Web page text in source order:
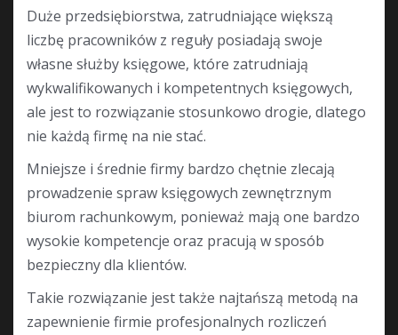
Duże przedsiębiorstwa, zatrudniające większą
liczbę pracowników z reguły posiadają swoje
własne służby księgowe, które zatrudniają
wykwalifikowanych i kompetentnych księgowych,
ale jest to rozwiązanie stosunkowo drogie, dlatego
nie każdą firmę na nie stać.
Mniejsze i średnie firmy bardzo chętnie zlecają
prowadzenie spraw księgowych zewnętrznym
biurom rachunkowym, ponieważ mają one bardzo
wysokie kompetencje oraz pracują w sposób
bezpieczny dla klientów.
Takie rozwiązanie jest także najtańszą metodą na
zapewnienie firmie profesjonalnych rozliczeń